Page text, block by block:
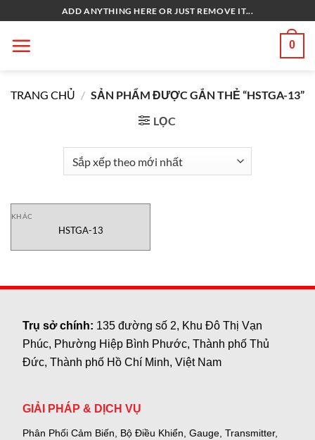
qua
nội
ADD ANYTHING HERE OR JUST REMOVE IT...
0
TRANG CHỦ / SẢN PHẨM ĐƯỢC GẮN THẺ “HSTGA-13”
LỌC
KHÁC
HSTGA-13
Trụ sở chính: 135 đường số 2, Khu Đô Thị Vạn
Phúc, Phường Hiệp Bình Phước, Thành phố Thủ
Đức, Thành phố Hồ Chí Minh, Việt Nam
GIẢI PHÁP & DỊCH VỤ
Phân Phối Cảm Biến, Bộ Điều Khiển, Gauge, Transmitter,